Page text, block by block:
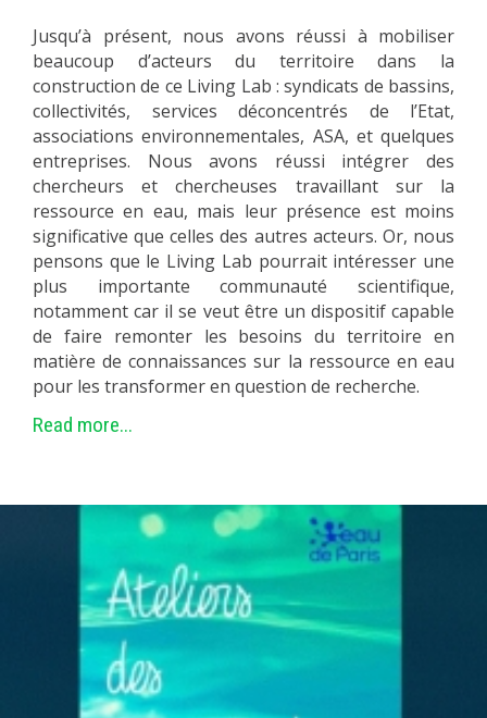
Jusqu’à présent, nous avons réussi à mobiliser
beaucoup d’acteurs du territoire dans la
construction de ce Living Lab : syndicats de bassins,
collectivités, services déconcentrés de l’Etat,
associations environnementales, ASA, et quelques
entreprises. Nous avons réussi intégrer des
chercheurs et chercheuses travaillant sur la
ressource en eau, mais leur présence est moins
significative que celles des autres acteurs. Or, nous
pensons que le Living Lab pourrait intéresser une
plus importante communauté scientifique,
notamment car il se veut être un dispositif capable
de faire remonter les besoins du territoire en
matière de connaissances sur la ressource en eau
pour les transformer en question de recherche.
Read more...